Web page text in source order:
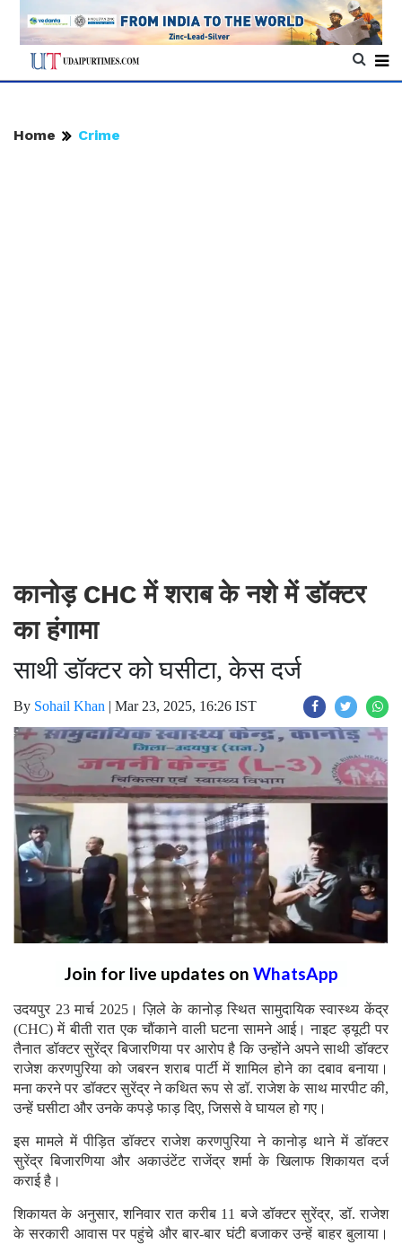
Home Crime
कानोड़ CHC में शराब के नशे में डॉक्टर
का हंगामा
साथी डॉक्टर को घसीटा, केस दर्ज
By Sohail Khan | Mar 23, 2025, 16:26 IST
Join for live updates on WhatsApp
उदयपुर 23 मार्च 2025। ज़िले के कानोड़ स्थित सामुदायिक स्वास्थ्य केंद्र
(CHC) में बीती रात एक चौंकाने वाली घटना सामने आई। नाइट ड्यूटी पर
तैनात डॉक्टर सुरेंद्र बिजारणिया पर आरोप है कि उन्होंने अपने साथी डॉक्टर
राजेश करणपुरिया को जबरन शराब पार्टी में शामिल होने का दबाव बनाया।
मना करने पर डॉक्टर सुरेंद्र ने कथित रूप से डॉ. राजेश के साथ मारपीट की,
उन्हें घसीटा और उनके कपड़े फाड़ दिए, जिससे वे घायल हो गए।
इस मामले में पीड़ित डॉक्टर राजेश करणपुरिया ने कानोड़ थाने में डॉक्टर
सुरेंद्र बिजारणिया और अकाउंटेंट राजेंद्र शर्मा के खिलाफ शिकायत दर्ज
कराई है।
शिकायत के अनुसार, शनिवार रात करीब 11 बजे डॉक्टर सुरेंद्र, डॉ. राजेश
के सरकारी आवास पर पहुंचे और बार-बार घंटी बजाकर उन्हें बाहर बुलाया।